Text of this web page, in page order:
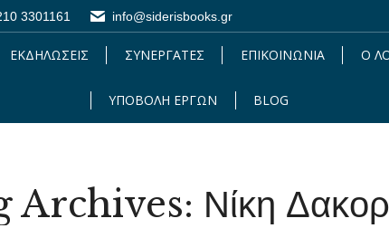
3301161 info@siderisbooks.gr
ΕΚΔΗΛΩΣΕΙΣ ΣΥΝΕΡΓΑΤΕΣ ΕΠΙΚΟΙΝΩΝΙΑ Ο
ΥΠΟΒΟΛΗ ΕΡΓΩΝ BLOG
Archives: Νίκη
3301161 info@siderisbooks.gr
ΕΚΔΗΛΩΣΕΙΣ ΣΥΝΕΡΓΑΤΕΣ ΕΠΙΚΟΙΝΩΝΙΑ Ο
ΥΠΟΒΟΛΗ ΕΡΓΩΝ BLOG